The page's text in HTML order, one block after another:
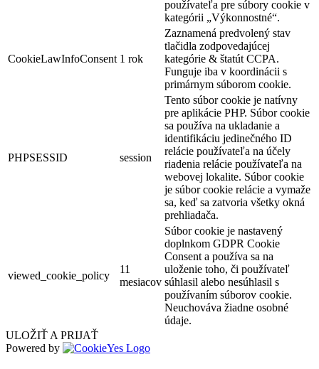
používateľa pre súbory cookie v
kategórii „Výkonnostné“.
CookieLawInfoConsent 1 rok
Zaznamená predvolený stav
tlačidla zodpovedajúcej
kategórie & štatút CCPA.
Funguje iba v koordinácii s
primárnym súborom cookie.
PHPSESSID session
Tento súbor cookie je natívny
pre aplikácie PHP. Súbor cookie
sa používa na ukladanie a
identifikáciu jedinečného ID
relácie používateľa na účely
riadenia relácie používateľa na
webovej lokalite. Súbor cookie
je súbor cookie relácie a vymaže
sa, keď sa zatvoria všetky okná
prehliadača.
viewed_cookie_policy
11
mesiacov
Súbor cookie je nastavený
doplnkom GDPR Cookie
Consent a používa sa na
uloženie toho, či používateľ
súhlasil alebo nesúhlasil s
používaním súborov cookie.
Neuchováva žiadne osobné
údaje.
ULOŽIŤ A PRIJAŤ
Powered by